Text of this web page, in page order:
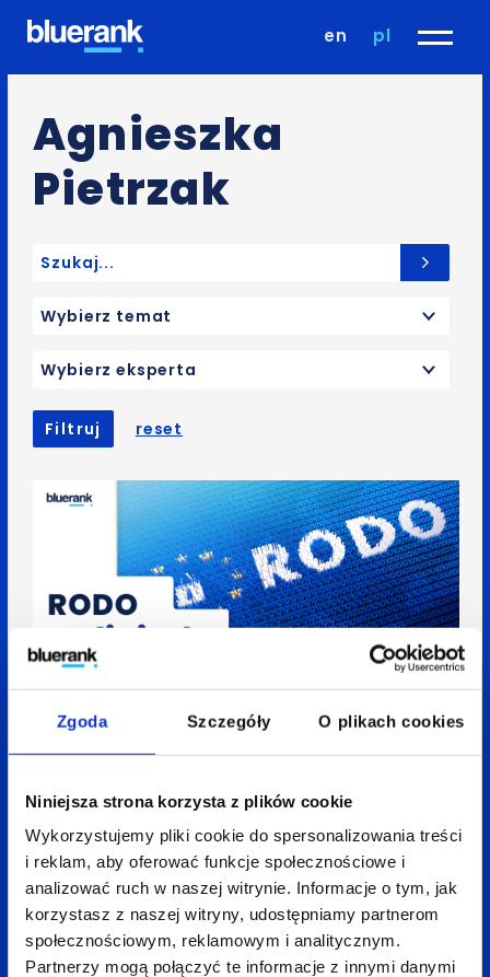
Zgoda Szczegóły O plikach cookies
Niniejsza strona korzysta z plików cookie
Wykorzystujemy pliki cookie do spersonalizowania treści
i reklam, aby oferować funkcje społecznościowe i
analizować ruch w naszej witrynie. Informacje o tym, jak
korzystasz z naszej witryny, udostępniamy partnerom
społecznościowym, reklamowym i analitycznym.
Partnerzy mogą połączyć te informacje z innymi danymi
en pl
Agnieszka
Pietrzak
1 czerwca 2022 Agnieszka Pietrzak 3 min
Wybierz temat
Wybierz eksperta
Filtruj reset